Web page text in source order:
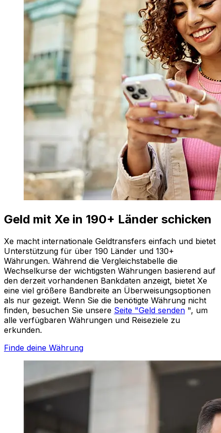
Geld mit Xe in 190+ Länder schicken
Xe macht internationale Geldtransfers einfach und bietet
Unterstützung für über 190 Länder und 130+
Währungen. Während die Vergleichstabelle die
Wechselkurse der wichtigsten Währungen basierend auf
den derzeit vorhandenen Bankdaten anzeigt, bietet Xe
eine viel größere Bandbreite an Überweisungsoptionen
als nur gezeigt. Wenn Sie die benötigte Währung nicht
finden, besuchen Sie unsere Seite "Geld senden ", um
alle verfügbaren Währungen und Reiseziele zu
erkunden.
Finde deine Währung